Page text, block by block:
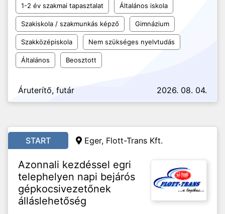
1-2 év szakmai tapasztalat Általános iskola
Szakiskola / szakmunkás képző Gimnázium
Szakközépiskola Nem szükséges nyelvtudás
Általános Beosztott
Áruterítő, futár 2026. 08. 04.
START Eger, Flott-Trans Kft.
Azonnali kezdéssel egri
telephelyen napi bejárós
gépkocsivezetőnek
álláslehetőség